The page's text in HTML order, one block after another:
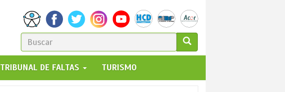
FORMULARIO
DE
BÚSQUEDA
GO!
TRIBUNAL DE FALTAS TURISMO